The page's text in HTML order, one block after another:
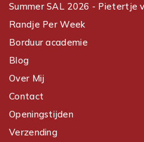
Summer SAL 2026 - Pietertje
Randje Per Week
Borduur academie
Blog
Over Mij
Contact
Openingstijden
Verzending